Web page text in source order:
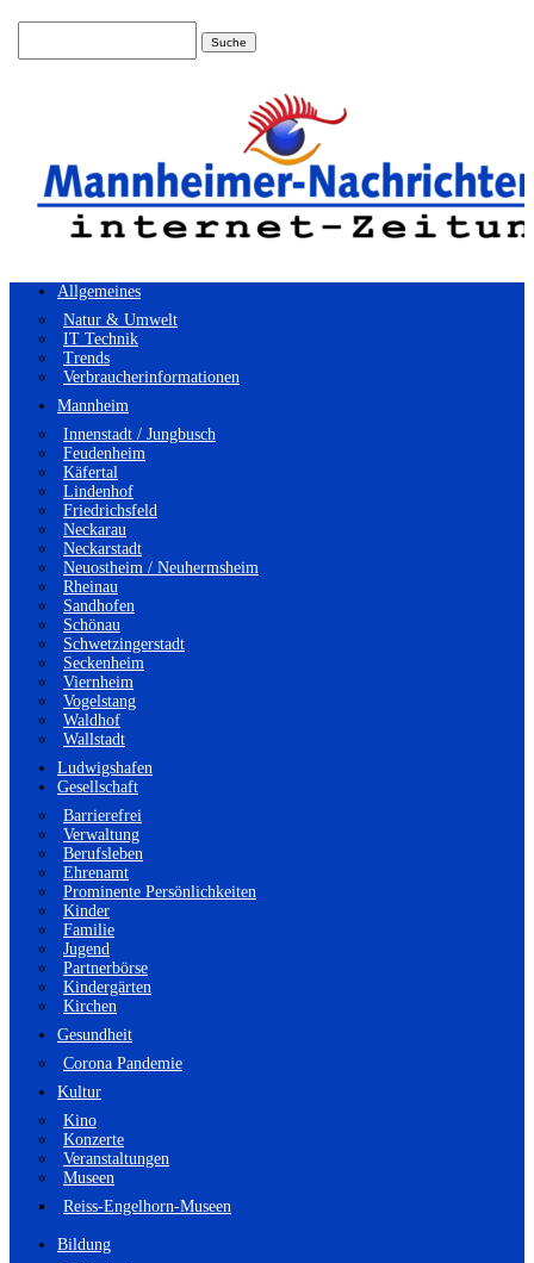
Allgemeines
Natur & Umwelt
IT Technik
Trends
Verbraucherinformationen
Mannheim
Innenstadt / Jungbusch
Feudenheim
Käfertal
Lindenhof
Friedrichsfeld
Neckarau
Neckarstadt
Neuostheim / Neuhermsheim
Rheinau
Sandhofen
Schönau
Schwetzingerstadt
Seckenheim
Viernheim
Vogelstang
Waldhof
Wallstadt
Ludwigshafen
Gesellschaft
Barrierefrei
Verwaltung
Berufsleben
Ehrenamt
Prominente Persönlichkeiten
Kinder
Familie
Jugend
Partnerbörse
Kindergärten
Kirchen
Gesundheit
Corona Pandemie
Kultur
Kino
Konzerte
Veranstaltungen
Museen
Reiss-Engelhorn-Museen
Bildung